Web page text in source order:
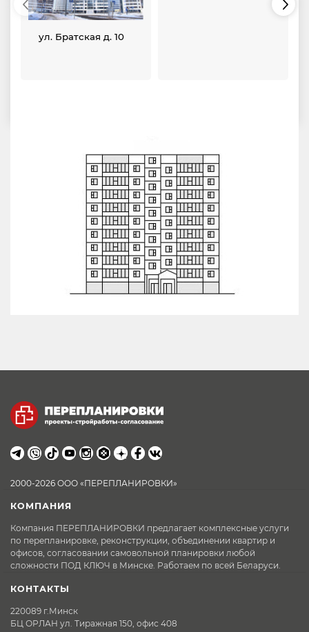
ул. Братская д. 10
2000-2026 ООО «ПЕРЕПЛАНИРОВКИ»
КОМПАНИЯ
Компания ПЕРЕПЛАНИРОВКИ предлагает комплексные услуги
по перепланировке, реконструкции, объединении квартир и
офисов, согласовании самовольной планировки любой
сложности ПОД КЛЮЧ в Минске. Работаем по всей Беларуси.
КОНТАКТЫ
220089 г.Минск
БЦ ОРЛАН ул. Тиражная 150, офис 408